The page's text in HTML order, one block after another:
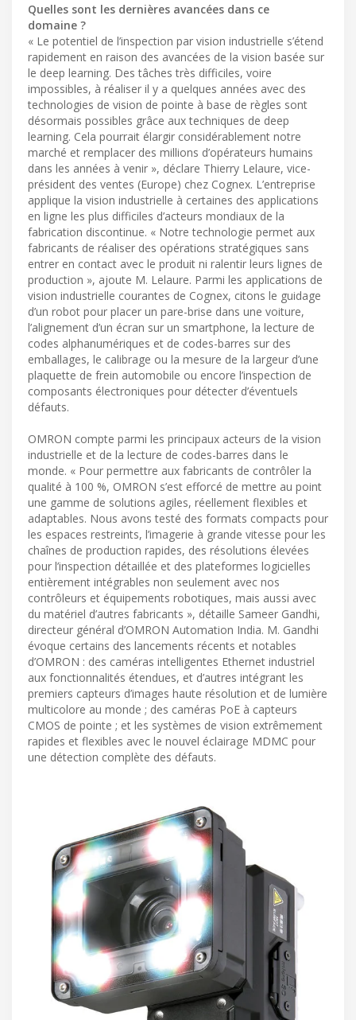
Quelles sont les dernières avancées dans ce
domaine ?
« Le potentiel de l’inspection par vision industrielle s’étend
rapidement en raison des avancées de la vision basée sur
le deep learning. Des tâches très difficiles, voire
impossibles, à réaliser il y a quelques années avec des
technologies de vision de pointe à base de règles sont
désormais possibles grâce aux techniques de deep
learning. Cela pourrait élargir considérablement notre
marché et remplacer des millions d’opérateurs humains
dans les années à venir », déclare Thierry Lelaure, vice-
président des ventes (Europe) chez Cognex. L’entreprise
applique la vision industrielle à certaines des applications
en ligne les plus difficiles d’acteurs mondiaux de la
fabrication discontinue. « Notre technologie permet aux
fabricants de réaliser des opérations stratégiques sans
entrer en contact avec le produit ni ralentir leurs lignes de
production », ajoute M. Lelaure. Parmi les applications de
vision industrielle courantes de Cognex, citons le guidage
d’un robot pour placer un pare-brise dans une voiture,
l’alignement d’un écran sur un smartphone, la lecture de
codes alphanumériques et de codes-barres sur des
emballages, le calibrage ou la mesure de la largeur d’une
plaquette de frein automobile ou encore l’inspection de
composants électroniques pour détecter d’éventuels
défauts.
OMRON compte parmi les principaux acteurs de la vision
industrielle et de la lecture de codes-barres dans le
monde. « Pour permettre aux fabricants de contrôler la
qualité à 100 %, OMRON s’est efforcé de mettre au point
une gamme de solutions agiles, réellement flexibles et
adaptables. Nous avons testé des formats compacts pour
les espaces restreints, l’imagerie à grande vitesse pour les
chaînes de production rapides, des résolutions élevées
pour l’inspection détaillée et des plateformes logicielles
entièrement intégrables non seulement avec nos
contrôleurs et équipements robotiques, mais aussi avec
du matériel d’autres fabricants », détaille Sameer Gandhi,
directeur général d’OMRON Automation India. M. Gandhi
évoque certains des lancements récents et notables
d’OMRON : des caméras intelligentes Ethernet industriel
aux fonctionnalités étendues, et d’autres intégrant les
premiers capteurs d’images haute résolution et de lumière
multicolore au monde ; des caméras PoE à capteurs
CMOS de pointe ; et les systèmes de vision extrêmement
rapides et flexibles avec le nouvel éclairage MDMC pour
une détection complète des défauts.